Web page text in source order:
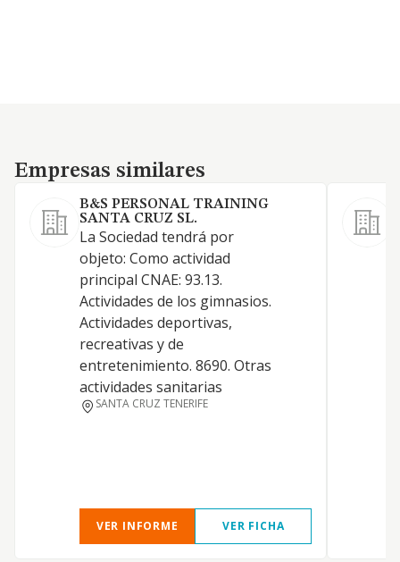
Empresas similares
Empresas similares
B&S PERSONAL TRAINING
SANTA CRUZ SL.
La Sociedad tendrá por
objeto: Como actividad
principal CNAE: 93.13.
Actividades de los gimnasios.
Actividades deportivas,
recreativas y de
entretenimiento. 8690. Otras
actividades sanitarias
SANTA CRUZ TENERIFE
VER INFORME VER FICHA